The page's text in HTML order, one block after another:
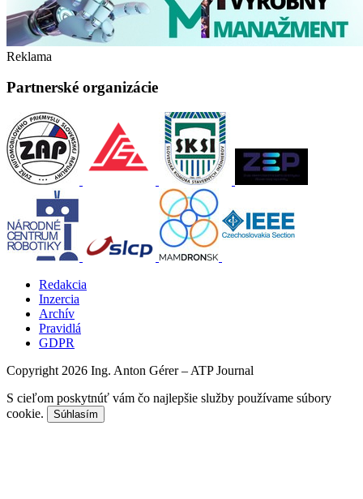
Reklama
Partnerské organizácie
Redakcia
Inzercia
Archív
Pravidlá
GDPR
Copyright 2026 Ing. Anton Gérer – ATP Journal
S cieľom poskytnúť vám čo najlepšie služby používame súbory
cookie.
Súhlasím